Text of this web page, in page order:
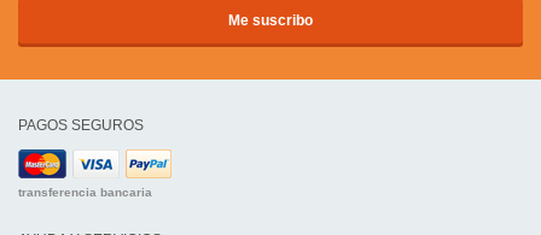
PAGOS SEGUROS
transferencia bancaria